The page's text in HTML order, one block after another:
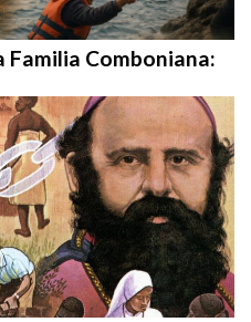
Comboniana: